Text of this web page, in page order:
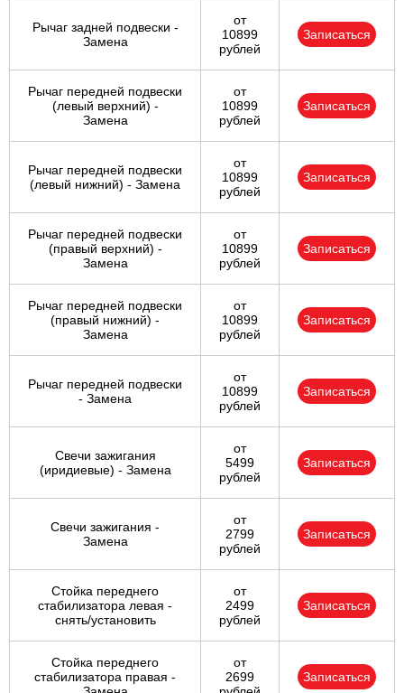
Рычаг задней подвески -
Замена
от
10899
рублей
Записаться
Рычаг передней подвески
(левый верхний) -
Замена
от
10899
рублей
Записаться
Рычаг передней подвески
(левый нижний) - Замена
от
10899
рублей
Записаться
Рычаг передней подвески
(правый верхний) -
Замена
от
10899
рублей
Записаться
Рычаг передней подвески
(правый нижний) -
Замена
от
10899
рублей
Записаться
Рычаг передней подвески
- Замена
от
10899
рублей
Записаться
Свечи зажигания
(иридиевые) - Замена
от
5499
рублей
Записаться
Свечи зажигания -
Замена
от
2799
рублей
Записаться
Стойка переднего
стабилизатора левая -
снять/установить
от
2499
рублей
Записаться
Стойка переднего
стабилизатора правая -
от
2699
Записаться